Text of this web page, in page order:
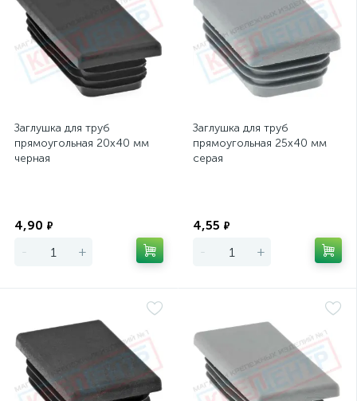
Заглушка для труб
прямоугольная 20х40 мм
черная
4,90 ₽
- +
Заглушка для труб
прямоугольная 25х40 мм
серая
4,55 ₽
- +